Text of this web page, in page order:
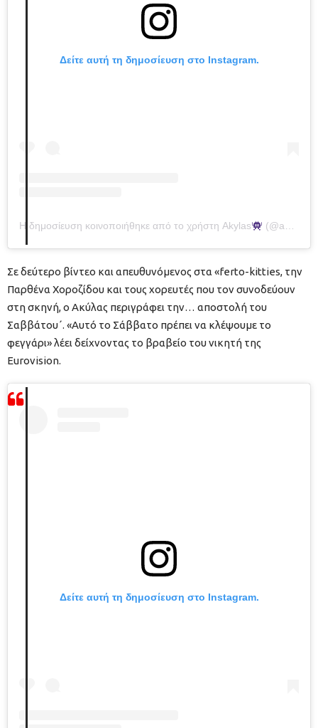
Δείτε αυτή τη δημοσίευση στο Instagram.
Η δημοσίευση κοινοποιήθηκε από το χρήστη Akylas (@akylas__)
Σε δεύτερο βίντεο και απευθυνόμενος στα «ferto-kitties, την
Παρθένα Χοροζίδου και τους χορευτές που τον συνοδεύουν
στη σκηνή, ο Ακύλας περιγράφει την… αποστολή του
Σαββάτου΄. «Αυτό το Σάββατο πρέπει να κλέψουμε το
φεγγάρι» λέει δείχνοντας το βραβείο του νικητή της
Eurovision.
Δείτε αυτή τη δημοσίευση στο Instagram.